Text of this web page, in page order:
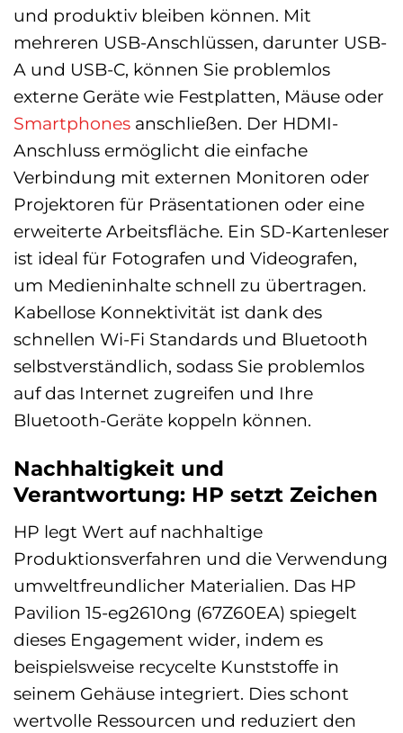
und produktiv bleiben können. Mit
mehreren USB-Anschlüssen, darunter USB-
A und USB-C, können Sie problemlos
externe Geräte wie Festplatten, Mäuse oder
Smartphones anschließen. Der HDMI-
Anschluss ermöglicht die einfache
Verbindung mit externen Monitoren oder
Projektoren für Präsentationen oder eine
erweiterte Arbeitsfläche. Ein SD-Kartenleser
ist ideal für Fotografen und Videografen,
um Medieninhalte schnell zu übertragen.
Kabellose Konnektivität ist dank des
schnellen Wi-Fi Standards und Bluetooth
selbstverständlich, sodass Sie problemlos
auf das Internet zugreifen und Ihre
Bluetooth-Geräte koppeln können.
Nachhaltigkeit und
Verantwortung: HP setzt Zeichen
HP legt Wert auf nachhaltige
Produktionsverfahren und die Verwendung
umweltfreundlicher Materialien. Das HP
Pavilion 15-eg2610ng (67Z60EA) spiegelt
dieses Engagement wider, indem es
beispielsweise recycelte Kunststoffe in
seinem Gehäuse integriert. Dies schont
wertvolle Ressourcen und reduziert den